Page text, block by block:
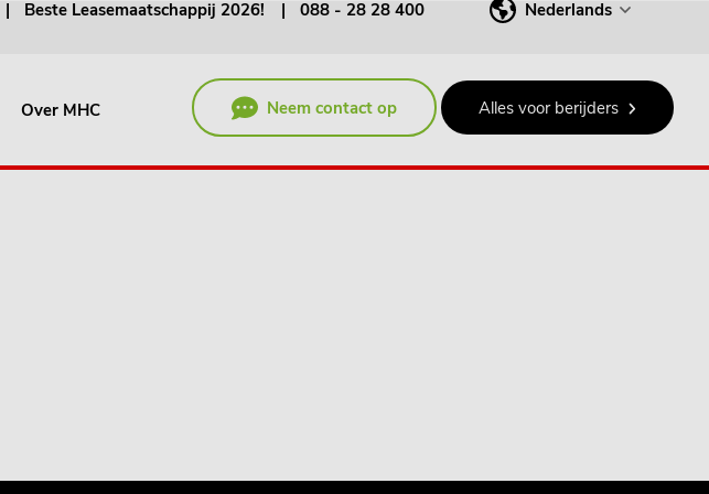
Beste Leasemaatschappij 2026! 088 - 28 28 400
Nederlands
Over MHC Neem contact op Alles voor berijders